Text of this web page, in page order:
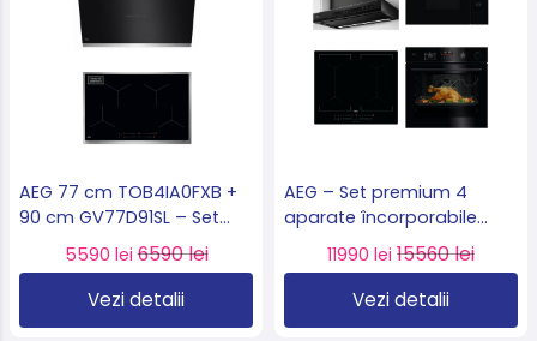
AEG 77 cm TOB4IA0FXB +
90 cm GV77D91SL – Set
premium plită cu inducție
+ hotă Clasa A+, Import
Germania 🇩🇪
5590 lei6590 lei
Vezi detalii
AEG – Set premium 4
aparate încorporabile
(Cuptor + Plită cu inducție
+ Cuptor cu microunde +
Hotă telescopică), import
Germania 🇩🇪
11990 lei 15560 lei
Vezi detalii